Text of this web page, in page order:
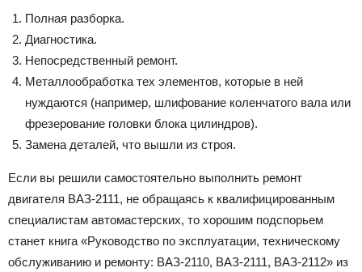
Полная разборка.
Диагностика.
Непосредственный ремонт.
Металлообработка тех элементов, которые в ней
нуждаются (например, шлифование коленчатого вала или
фрезерование головки блока цилиндров).
Замена деталей, что вышли из строя.
Если вы решили самостоятельно выполнить ремонт
двигателя ВАЗ-2111, не обращаясь к квалифицированным
специалистам автомастерских, то хорошим подспорьем
станет книга «Руководство по эксплуатации, техническому
обслуживанию и ремонту: ВАЗ-2110, ВАЗ-2111, ВАЗ-2112» из